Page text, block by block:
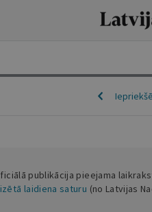
publikācija pieejama
laidiena saturu (no Latvijas